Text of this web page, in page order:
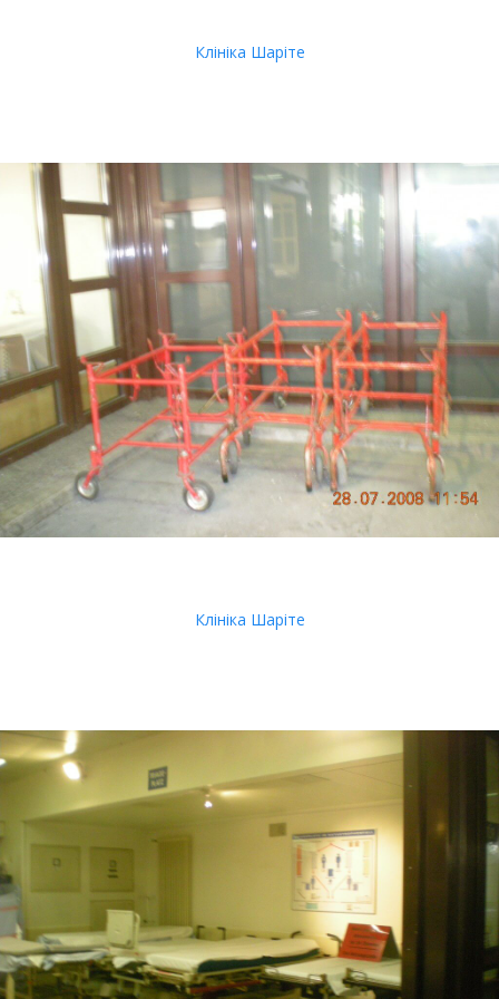
Клініка Шаріте
Клініка Шаріте